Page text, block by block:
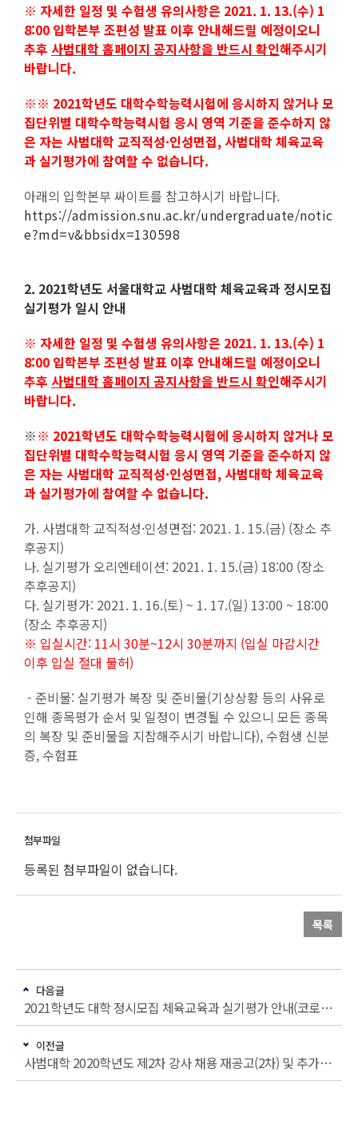
※ 자세한 일정 및 수험생 유의사항은 2021. 1. 13.(수) 1
8:00 입학본부 조편성 발표 이후 안내해드릴 예정이오니
추후 사범대학 홈페이지 공지사항을 반드시 확인해주시기
바랍니다.
※※ 2021학년도 대학수학능력시험에 응시하지 않거나 모
집단위별 대학수학능력시험 응시 영역 기준을 준수하지 않
은 자는 사범대학 교직적성·인성면접, 사범대학 체육교육
과 실기평가에 참여할 수 없습니다.
아래의 입학본부 싸이트를 참고하시기 바랍니다.
https://admission.snu.ac.kr/undergraduate/notic
e?md=v&bbsidx=130598
2. 2021학년도 서울대학교 사범대학 체육교육과 정시모집
실기평가 일시 안내
※ 자세한 일정 및 수험생 유의사항은 2021. 1. 13.(수) 1
8:00 입학본부 조편성 발표 이후 안내해드릴 예정이오니
추후 사범대학 홈페이지 공지사항을 반드시 확인해주시기
바랍니다.
※※ 2021학년도 대학수학능력시험에 응시하지 않거나 모
집단위별 대학수학능력시험 응시 영역 기준을 준수하지 않
은 자는 사범대학 교직적성·인성면접, 사범대학 체육교육
과 실기평가에 참여할 수 없습니다.
가. 사범대학 교직적성·인성면접: 2021. 1. 15.(금) (장소 추
후공지)
나. 실기평가 오리엔테이션: 2021. 1. 15.(금) 18:00 (장소
추후공지)
다. 실기평가: 2021. 1. 16.(토) ~ 1. 17.(일) 13:00 ~ 18:00
(장소 추후공지)
※ 입실시간: 11시 30분~12시 30분까지 (입실 마감시간
이후 입실 절대 불허)
- 준비물: 실기평가 복장 및 준비물(기상상황 등의 사유로
인해 종목평가 순서 및 일정이 변경될 수 있으니 모든 종목
의 복장 및 준비물을 지참해주시기 바랍니다), 수험생 신분
증, 수험표
등록된 첨부파일이 없습니다.
목록
다음글
2021학년도 대학 정시모집 체육교육과 실기평가 안내(코로나바이러스감염증-19 확산 방지를 위한 유의사항포함)
이전글
사범대학 2020학년도 제2차 강사 채용 재공고(2차) 및 추가공고(2차)